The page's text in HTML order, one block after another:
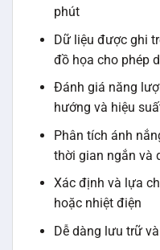
phút
Dữ liệu được ghi
đồ họa cho phép
Đánh giá năng
hướng và hiệu
Phân tích ánh
thời gian ngắn và
Xác định và lựa
hoặc nhiệt điện
Dễ dàng lưu trữ